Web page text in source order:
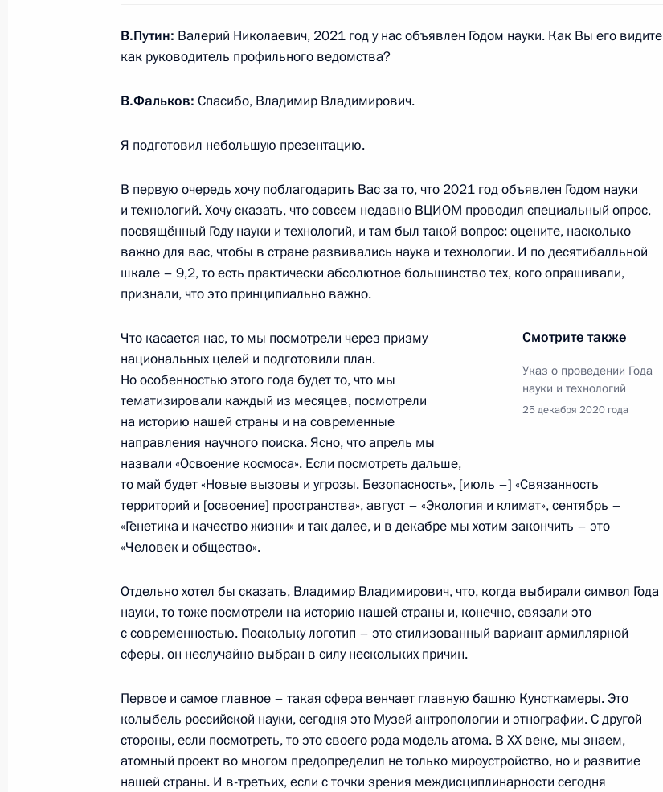
Встреча с руководителем Фонда «Талант и успех» Еленой
Шмелёвой
4
Совещание с постоянными членами Совета Безопасности
12 марта 2021 года, 13:45 Московская область, Ново-Огарёво
2
11 марта 2021 года, четверг
Совещание о мерах по стимулированию инвестиционной
активности
11 марта 2021 года, 16:30 Московская область, Ново-Огарёво
10 марта 2021 года, среда
Совещание с членами Правительства
10 марта 2021 года, 18:30 Москва, Кремль
Запуск строительства третьего энергоблока АЭС «Аккую»
10 марта 2021 года, 16:25 Москва, Кремль
3
9 марта 2021 года, вторник
Встреча с Министром науки и высшего образования Валерием
Фальковым
9 марта 2021 года, 13:40 Москва, Кремль
5
В.Путин: Валерий Николаевич, 2021 год у нас объявлен Годом науки. Как Вы его видите
как руководитель профильного ведомства?
В.Фальков: Спасибо, Владимир Владимирович.
Я подготовил небольшую презентацию.
В первую очередь хочу поблагодарить Вас за то, что 2021 год объявлен Годом науки
и технологий. Хочу сказать, что совсем недавно ВЦИОМ проводил специальный опрос,
посвящённый Году науки и технологий, и там был такой вопрос: оцените, насколько
важно для вас, чтобы в стране развивались наука и технологии. И по десятибалльной
шкале – 9,2, то есть практически абсолютное большинство тех, кого опрашивали,
признали, что это принципиально важно.
Смотрите также
Указ о проведении Года
науки и технологий
25 декабря 2020 года
Что касается нас, то мы посмотрели через призму
национальных целей и подготовили план.
Но особенностью этого года будет то, что мы
тематизировали каждый из месяцев, посмотрели
на историю нашей страны и на современные
направления научного поиска. Ясно, что апрель мы
назвали «Освоение космоса». Если посмотреть дальше,
то май будет «Новые вызовы и угрозы. Безопасность», [июль –] «Связанность
территорий и [освоение] пространства», август – «Экология и климат», сентябрь –
«Генетика и качество жизни» и так далее, и в декабре мы хотим закончить – это
«Человек и общество».
Отдельно хотел бы сказать, Владимир Владимирович, что, когда выбирали символ Года
науки, то тоже посмотрели на историю нашей страны и, конечно, связали это
с современностью. Поскольку логотип – это стилизованный вариант армиллярной
сферы, он неслучайно выбран в силу нескольких причин.
Первое и самое главное – такая сфера венчает главную башню Кунсткамеры. Это
колыбель российской науки, сегодня это Музей антропологии и этнографии. С другой
стороны, если посмотреть, то это своего рода модель атома. В ХХ веке, мы знаем,
атомный проект во многом предопределил не только мироустройство, но и развитие
нашей страны. И в-третьих, если с точки зрения междисциплинарности сегодня